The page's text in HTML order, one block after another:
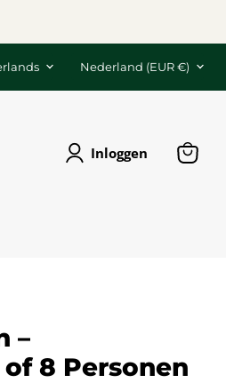
Land
Nederland (EUR €)
Inloggen
–
8 Personen